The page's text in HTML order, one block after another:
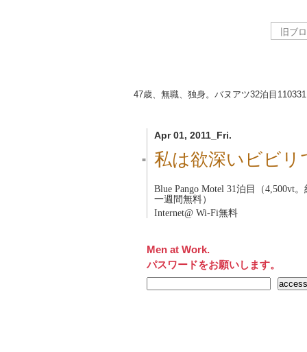
47歳、無職、独身。バヌアツ32泊目 110331
Apr 01, 2011_Fri.
■ 私は欲深いビビリ
Blue Pango Motel 31泊目（4,500vt
一週間無料）
Internet@ Wi-Fi無料
Men at Work.
パスワードをお願いします。